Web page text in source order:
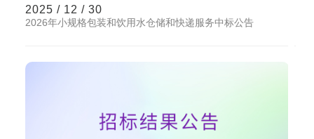
2025 / 12 / 30
2026年小规格包装和饮用水仓储和快递服务中标公告